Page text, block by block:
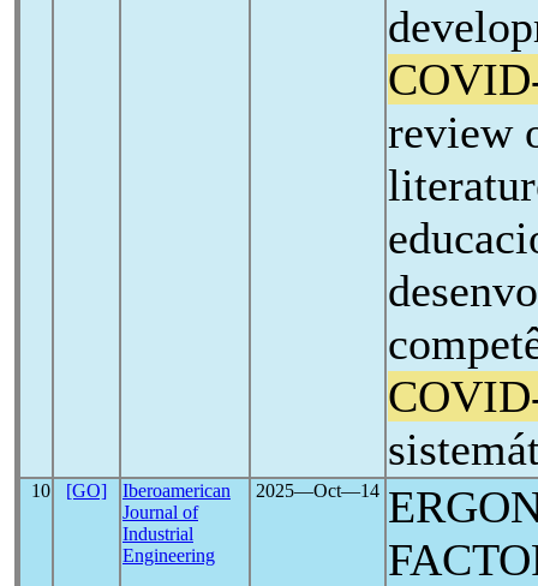
review
10 [GO]
Iberoamerican
Journal of
Industrial
Engineering
2025―Oct―14